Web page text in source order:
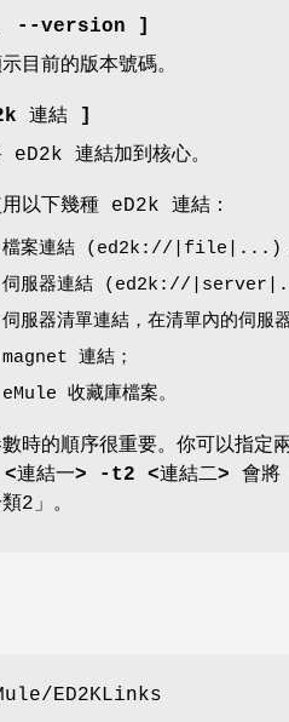
--version ]
目前的版本號碼。
連結 ]
eD2k 連結加到核心。
用以下幾種 eD2k 連結：
檔案連結 (ed2k://|file|...)，會
伺服器連結 (ed2k://|server|...)
伺服器清單連結，在清單內的伺服
magnet 連結；
eMule 收藏庫檔案。
時的順序很重要。 你可以指定
連結一> -t2
<連結二> 會將
2」。
ED2KLinks